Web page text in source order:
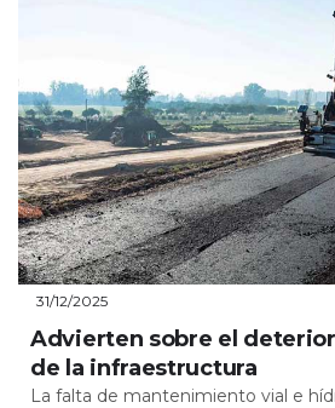
31/12/2025
Advierten sobre el
de la infraestructura
La falta de mantenimiento vial e